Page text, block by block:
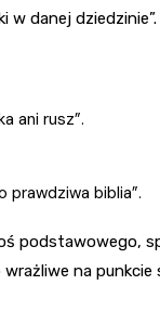
w danej dziedzinie”.
ani rusz”.
biblia”.
podstawowego,
na